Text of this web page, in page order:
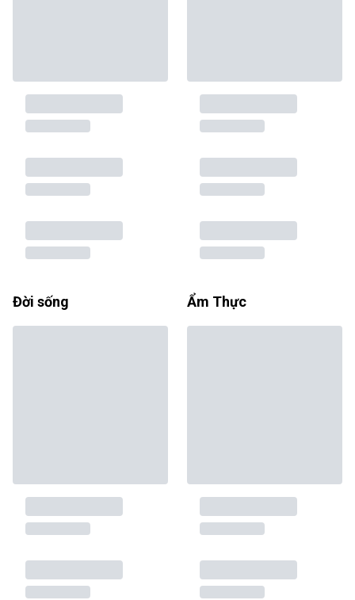
Đời sống Ẩm Thực